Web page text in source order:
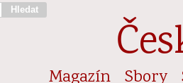
Hledat
Magazín Sbory